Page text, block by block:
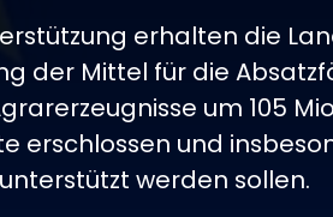
erhalten die
der Mittel für die
um 105
erschlossen und
werden sollen.